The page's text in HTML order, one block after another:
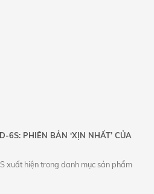
6S: PHIÊN BẢN ‘XỊN NHẤT’ CỦA
xuất hiện trong danh mục sản phẩm